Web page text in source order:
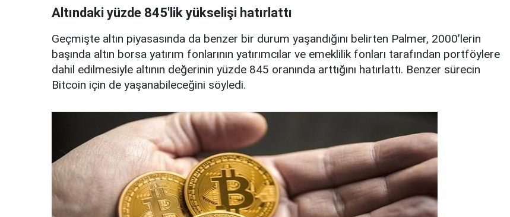
Altındaki yüzde 845'lik yükselişi hatırlattı
Geçmişte altın piyasasında da benzer bir durum yaşandığını belirten Palmer, 2000’lerin
başında altın borsa yatırım fonlarının yatırımcılar ve emeklilik fonları tarafından portföylere
dahil edilmesiyle altının değerinin yüzde 845 oranında arttığını hatırlattı. Benzer sürecin
Bitcoin için de yaşanabileceğini söyledi.